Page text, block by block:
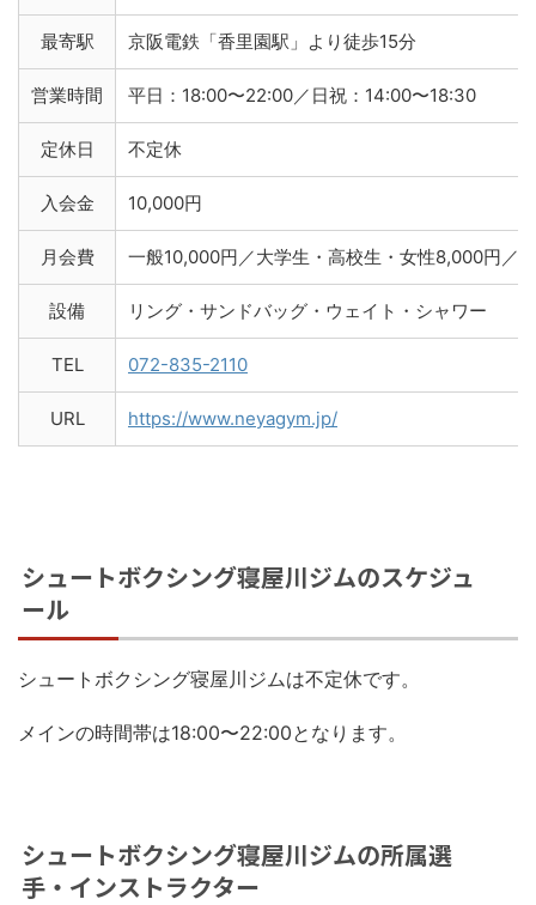
最寄駅 京阪電鉄「香里園駅」より徒歩15分
営業時間 平日：18:00〜22:00／日祝：14:00〜18:30
定休日 不定休
入会金 10,000円
月会費 一般10,000円／大学生・高校生・女性8,000円／
設備 リング・サンドバッグ・ウェイト・シャワー
TEL 072-835-2110
URL https://www.neyagym.jp/
シュートボクシング寝屋川ジムのスケジュ
ール
シュートボクシング寝屋川ジムは不定休です。
メインの時間帯は18:00〜22:00となります。
シュートボクシング寝屋川ジムの所属選
手・インストラクター